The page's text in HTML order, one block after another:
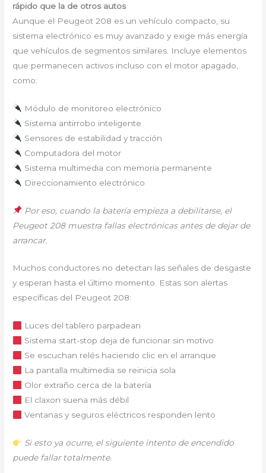
rápido que la de otros autos
Aunque el Peugeot 208 es un vehículo compacto, su
sistema electrónico es muy avanzado y exige más energía
que vehículos de segmentos similares. Incluye elementos
que permanecen activos incluso con el motor apagado,
como:
Módulo de monitoreo electrónico
Sistema antirrobo inteligente
Sensores de estabilidad y tracción
Computadora del motor
Sistema multimedia con memoria permanente
Direccionamiento electrónico
Por eso, cuando la batería empieza a debilitarse, el
Peugeot 208 muestra fallas electrónicas antes de dejar de
arrancar.
Muchos conductores no detectan las señales de desgaste
y esperan hasta el último momento. Estas son alertas
específicas del Peugeot 208:
Luces del tablero parpadean
Sistema start-stop deja de funcionar sin motivo
Se escuchan relés haciendo clic en el arranque
La pantalla multimedia se reinicia sola
Olor extraño cerca de la batería
El claxon suena más débil
Ventanas y seguros eléctricos responden lento
Si esto ya ocurre, el siguiente intento de encendido
puede fallar totalmente.